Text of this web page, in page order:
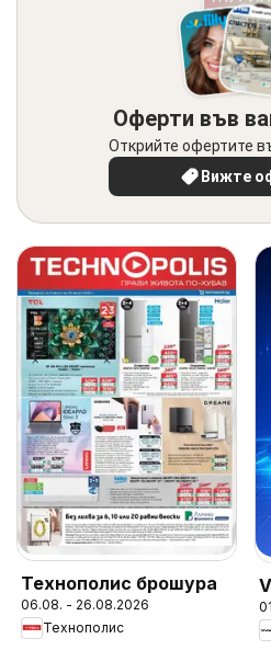
Оферти във
Открийте офертите
Вижте
Технополис брошура
06.08. - 26.08.2026
Технополис